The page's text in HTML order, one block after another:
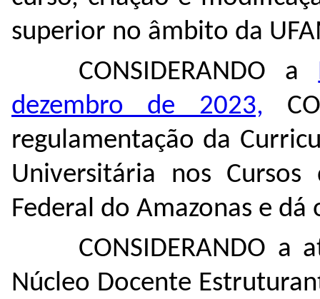
superior no âmbito da
CONSIDERANDO a
dezembro de 2023,
regulamentação da
Universitária nos Cursos
Federal do Amazonas e
CONSIDERANDO
Núcleo Docente